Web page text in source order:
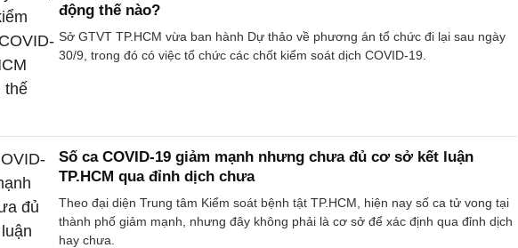
động thế nào?
Sở GTVT TP.HCM vừa ban hành Dự thảo về phương án tổ chức đi lại sau ngày
30/9, trong đó có việc tổ chức các chốt kiểm soát dịch COVID-19.
Số ca COVID-19 giảm mạnh nhưng chưa đủ cơ sở kết luận
TP.HCM qua đỉnh dịch chưa
Theo đại diện Trung tâm Kiểm soát bệnh tật TP.HCM, hiện nay số ca tử vong tại
thành phố giảm mạnh, nhưng đây không phải là cơ sở để xác định qua đỉnh dịch
hay chưa.